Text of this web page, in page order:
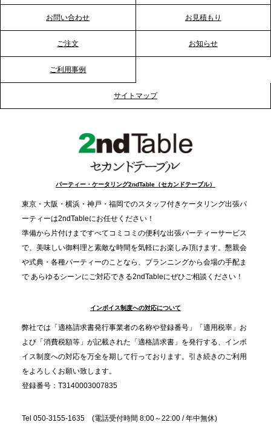
る？「恵方巻きケータリング」で、社内コミュニケ
ーションを活性化
2025.12.12
事提供を実施へ
TBS「Nスタ」で、2ndTable「1DISH」が紹介され
ました
2025.11.21
プレスリリースのご案内｜忘年会は“移動時間ゼロ
分”の時代へ。法人注文が前年比5倍に伸びた「宅配
オードブル」が提案する、新しい乾杯文化
プレスリリースのご案内｜職場で完結する“忘年会・
納会ケータリング”が人気。幹事負担を軽減し、社内
コミュニケーションを促進
お問い合わせ お見積もり
ご注文 お知らせ
ご利用事例
サイトマップ
パーティー・ケータリング2ndTable（セカンドテーブル）
東京・大阪・横浜・神戸・福岡でのスタッフ付きケータリング出張パ
ーティーは2ndTableにお任せください！
準備から片付けまですべてコミコミの便利な出張パーティーサービス
で、美味しい御料理と素敵な時間を気軽にお楽しみ頂けます。懇親会
や式典・各種パーティーのことなら、プランニングから会場の手配ま
で あらゆるシーンにご対応できる2ndTableにぜひご相談ください！
インボイス制度への対応について
弊社では「適格請求書発行事業者の名称や登録番号」「適用税率」お
よび「消費税額等」が記載された「適格請求書」を発行する、インボ
イス制度への対応を万全を期して行っております。引き続きのご利用
をよろしくお願い致します。
登録番号：T3140003007835
Tel 050-3155-1635 (電話受付時間 8:00～22:00 / 年中無休)